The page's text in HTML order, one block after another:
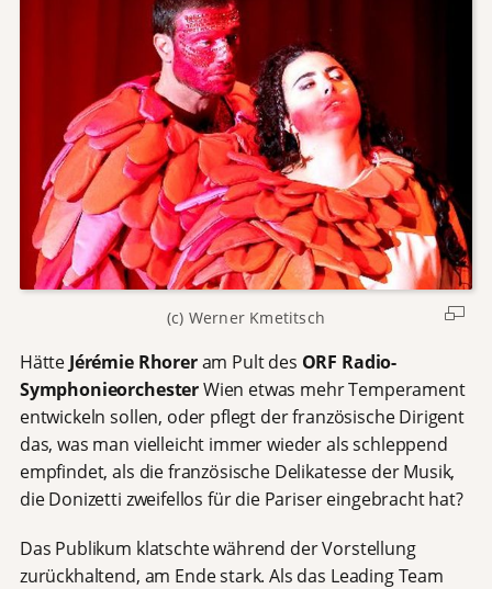
(c) Werner Kmetitsch
HätteJérémie Rhoreram Pult des ORF Radio-
SymphonieorchesterWien etwas mehr Temperament
entwickeln sollen, oder pflegt der französische Dirigent
das, was man vielleicht immer wieder als schleppend
empfindet, als die französische Delikatesse der Musik,
die Donizetti zweifellos für die Pariser eingebracht hat?
Das Publikum klatschte während der Vorstellung
zurückhaltend, am Ende stark. Als das Leading Team